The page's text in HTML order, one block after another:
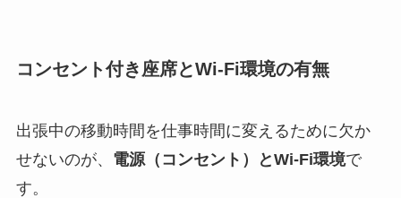
コンセント付き座席とWi-Fi環境の有無
出張中の移動時間を仕事時間に変えるために欠か
せないのが、 電源（コンセント）とWi-Fi環境で
す。